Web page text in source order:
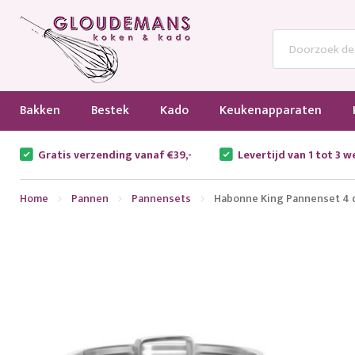
Bakken Bestek Kado Keukenapparaten
Gratis verzending vanaf €39,- Levertijd van 1 tot 3
Home Pannen Pannensets Habonne King Pannenset 4